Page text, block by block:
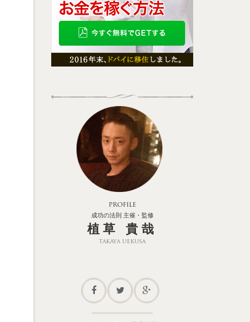
profile
成功の法則 主催・監修
植草 貴哉
takaya uekusa